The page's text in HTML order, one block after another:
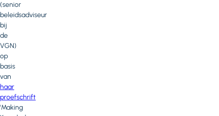
(senior
beleidsadviseur
bij
de
VGN)
op
basis
van
haar
proefschrift
'Making